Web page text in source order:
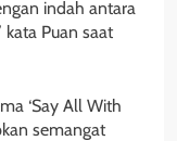
indah antara
kata Puan saat
‘Say All With
semangat